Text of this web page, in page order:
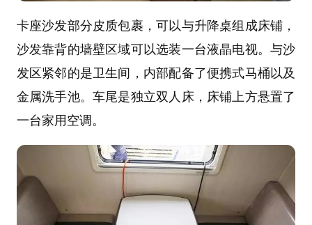
卡座沙发部分皮质包裹，可以与升降桌组成床铺，
沙发靠背的墙壁区域可以选装一台液晶电视。与沙
发区紧邻的是卫生间，内部配备了便携式马桶以及
金属洗手池。车尾是独立双人床，床铺上方悬置了
一台家用空调。